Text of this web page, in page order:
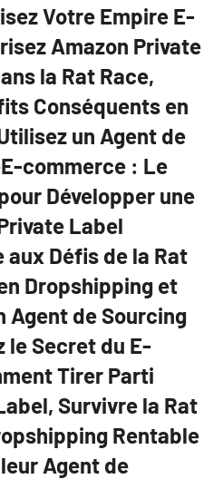
Votre Empire E-
Amazon Private
la Rat Race,
Conséquents en
un Agent de
commerce : Le
Développer une
Label
aux Défis de la Rat
Dropshipping et
Agent de Sourcing
le Secret du E-
Tirer Parti
Survivre la Rat
Rentable
Agent de